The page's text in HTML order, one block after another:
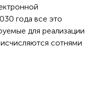
года все это
для реализации
сотнями